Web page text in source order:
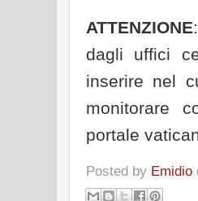
ATTENZIONE
dagli uffici
inserire nel
monitorare
portale
Posted by Emidio